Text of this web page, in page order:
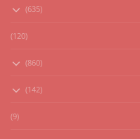
(635)
(120)
(860)
(142)
(9)